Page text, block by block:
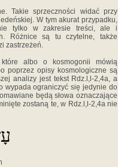
Takie sprzeczności widać przy
W tym akurat przypadku,
tylko w zakresie treści, ale i
Różnice są tu czytelne, także
zastrzeżeń.
albo o kosmogonii mówią
poprzez opisy kosmologiczne są
analizy jest tekst Rdz.l,l-2,4a, a
wypada ograniczyć się jedynie do
będą słowa oznaczające